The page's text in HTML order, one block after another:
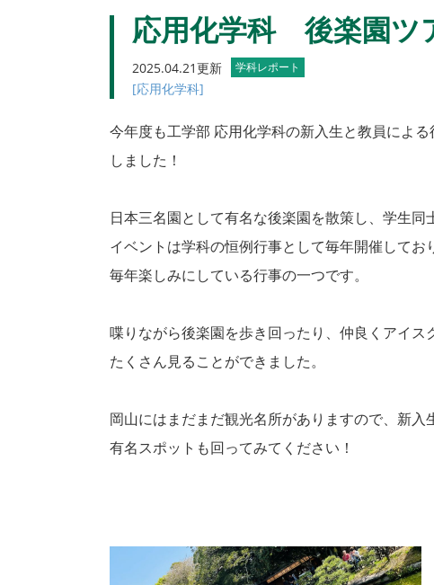
応用化学科 後楽園ツ
2025.04.21更新 学科レポート
[応用化学科]
今年度も工学部 応用化学科の新入生と教員によ
しました！
日本三名園として有名な後楽園を散策し、学生同
イベントは学科の恒例行事として毎年開催してお
毎年楽しみにしている行事の一つです。
喋りながら後楽園を歩き回ったり、仲良くアイス
たくさん見ることができました。
岡山にはまだまだ観光名所がありますので、新入
有名スポットも回ってみてください！